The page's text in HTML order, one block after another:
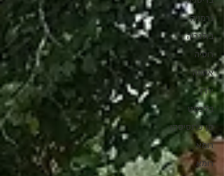
גרמניה
בולגריה
רוסיה
אתונה
ירדן
בלפסט
סן פרנסיסקו
רומא
רומא